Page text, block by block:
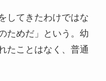
してきたわけではな
ためだ」という。幼
たことはなく、普通